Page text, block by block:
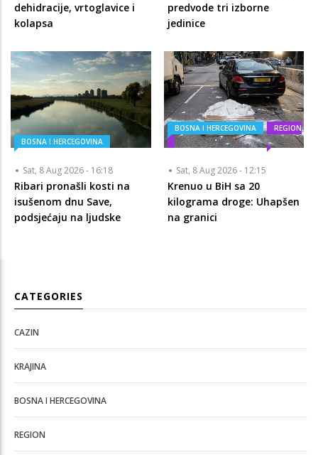
dehidracije, vrtoglavice i
kolapsa
predvode tri izborne
jedinice
BOSNA I HERCEGOVINA
Sat, 8 Aug 2026 - 16:18
Ribari pronašli kosti na
isušenom dnu Save,
podsjećaju na ljudske
BOSNA I HERCEGOVINA REGION
Sat, 8 Aug 2026 - 12:15
Krenuo u BiH sa 20
kilograma droge: Uhapšen
na granici
CATEGORIES
CAZIN
KRAJINA
BOSNA I HERCEGOVINA
REGION